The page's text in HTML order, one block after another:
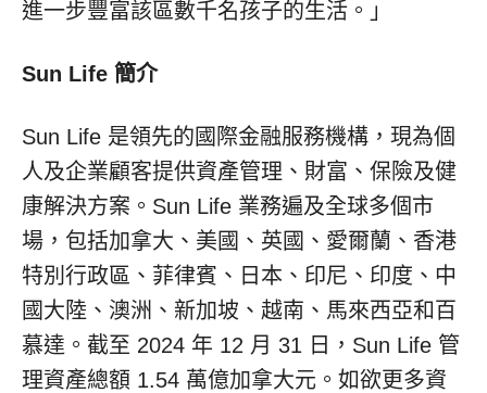
進一步豐富該區數千名孩子的生活。」
Sun Life 簡介
Sun Life 是領先的國際金融服務機構，現為個
人及企業顧客提供資產管理、財富、保險及健
康解決方案。Sun Life 業務遍及全球多個市
場，包括加拿大、美國、英國、愛爾蘭、香港
特別行政區、菲律賓、日本、印尼、印度、中
國大陸、澳洲、新加坡、越南、馬來西亞和百
慕達。截至 2024 年 12 月 31 日，Sun Life 管
理資產總額 1.54 萬億加拿大元。如欲更多資